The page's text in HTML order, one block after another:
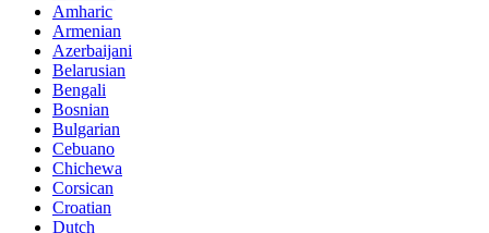
Amharic
Armenian
Azerbaijani
Belarusian
Bengali
Bosnian
Bulgarian
Cebuano
Chichewa
Corsican
Croatian
Dutch